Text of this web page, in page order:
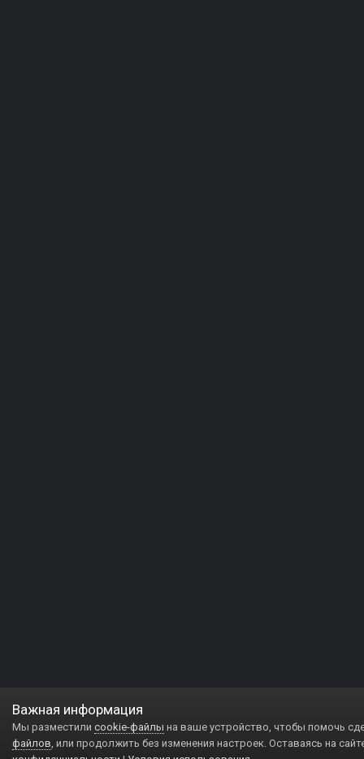
Важная информация
Мы разместили cookie-файлы на ваше устройство, чтобы помочь
файлов, или продолжить без изменения настроек. Оставаясь на